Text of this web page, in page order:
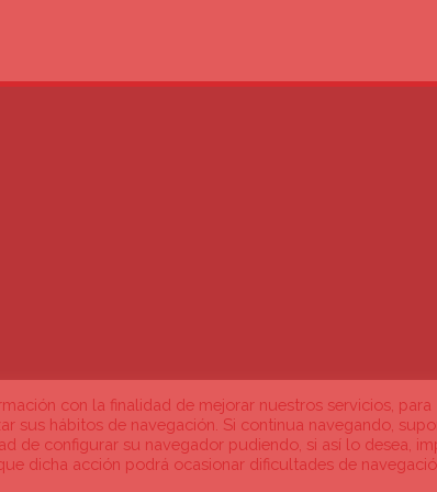
Tratamiento de datos de carácter personal
con la finalidad de mejorar nuestros servicios, para
sus hábitos de navegación. Si continua navegando,
de configurar su navegador pudiendo, si así lo desea,
dicha acción podrá ocasionar dificultades de